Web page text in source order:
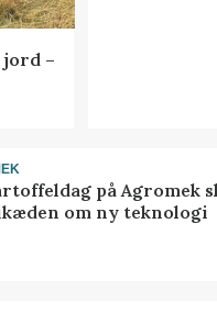
–
på Agromek
om ny teknologi